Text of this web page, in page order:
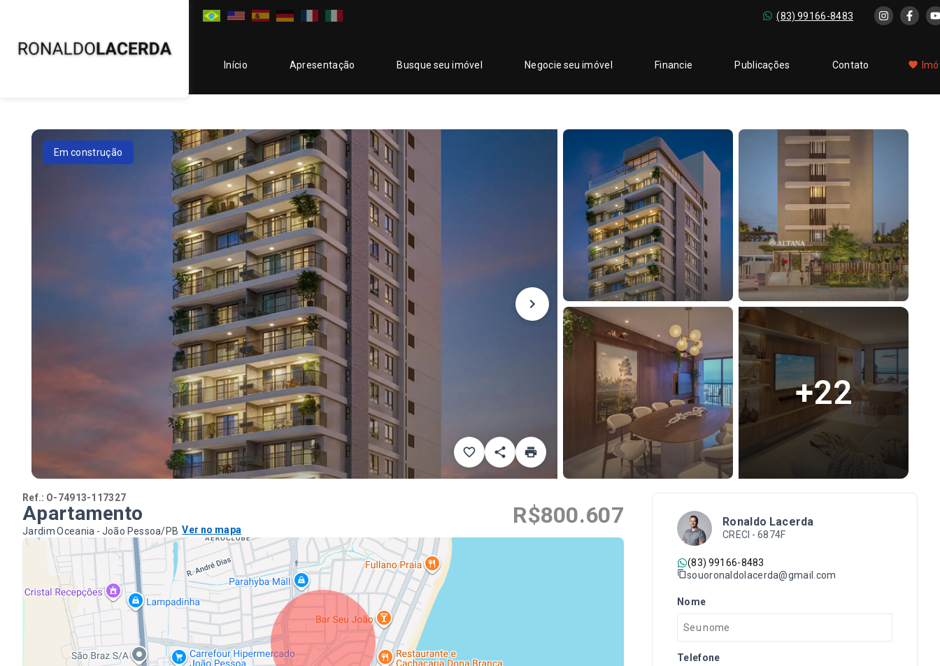
(83) 99166-8483
Início Apresentação Busque seu imóvel Negocie seu imóvel Financie Publicações Contato
Em construção
+22
Ref.: O-74913-117327
Apartamento
Jardim Oceania - João Pessoa/PB Ver no mapa
R$800.607 Ronaldo Lacerda
CRECI - 6874F
(83) 99166-8483
souoronaldolacerda@gmail.com
Nome
Telefone